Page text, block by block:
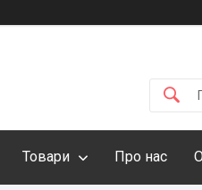
Товари Про нас